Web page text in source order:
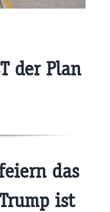
der Plan
das
ist